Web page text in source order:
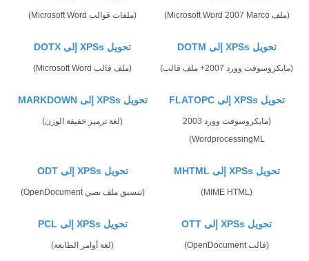
(ملف Microsoft Word 2007 Marco) (ملفات قوالب Microsoft Word)
تحويل XPSs إلى DOTM
(مايكروسوفت وورد 2007+ ملف قالب)
تحويل XPSs إلى DOTX
(ملف قالب Microsoft Word)
تحويل XPSs إلى FLATOPC
(مايكروسوفت وورد 2003
WordprocessingML)
تحويل XPSs إلى MARKDOWN
(لغة ترميز خفيفة الوزن)
تحويل XPSs إلى MHTML
(MIME HTML)
تحويل XPSs إلى ODT
(تنسيق ملف نصي OpenDocument)
تحويل XPSs إلى OTT
(قالب OpenDocument)
تحويل XPSs إلى PCL
(لغة أوامر الطابعة)